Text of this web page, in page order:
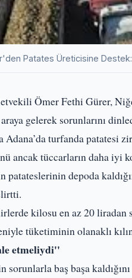
Patates Üreticisine
Ömer Fethi Gürer,
gelerek sorunlarını
Adana’da turfanda patatesi
ancak tüccarların daha iyi
depoda
kilosu en az 20 liradan
tüketiminin olanaklı
etmeliydi''
sorunlarla baş başa